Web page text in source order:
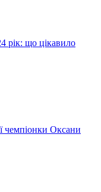
рік: що цікавило
чемпіонки Оксани